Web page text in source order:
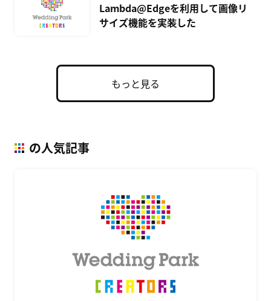
Lambda@Edgeを利用して画像リ
サイズ機能を実装した
もっと見る
の人気記事